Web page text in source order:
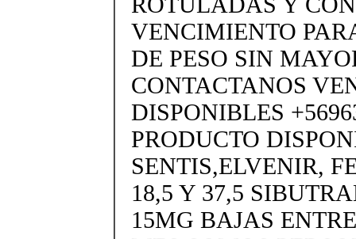
VENCIMIENTO
DE PESO SIN
CONTACTANOS
DISPONIBLES
PRODUCTO
SENTIS,ELVENIR,
18,5 Y 37,5
15MG BAJAS